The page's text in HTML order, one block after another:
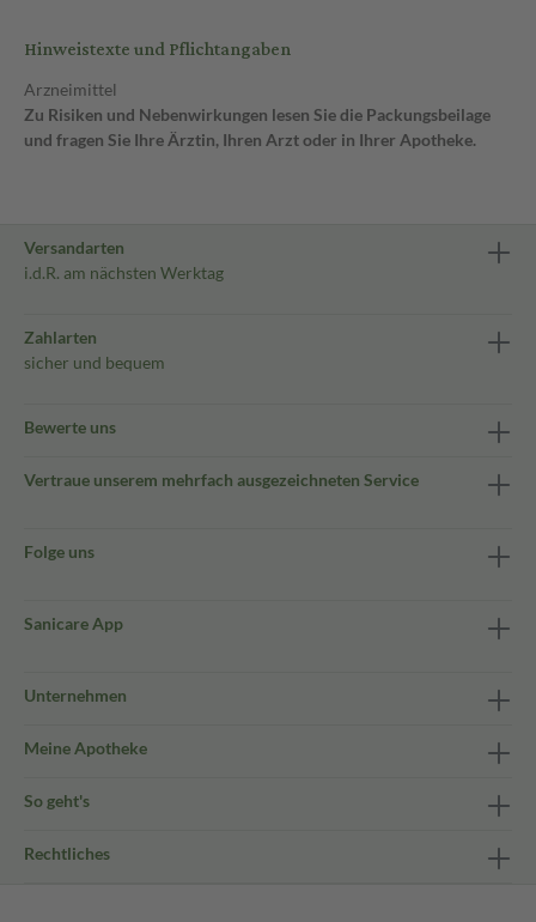
Hinweistexte und Pflichtangaben
Arzneimittel
Zu Risiken und Nebenwirkungen lesen Sie die Packungsbeilage
und fragen Sie Ihre Ärztin, Ihren Arzt oder in Ihrer Apotheke.
Versandarten
i.d.R. am nächsten Werktag
Zahlarten
sicher und bequem
Bewerte uns
Vertraue unserem mehrfach ausgezeichneten Service
Folge uns
Sanicare App
Unternehmen
Meine Apotheke
So geht's
Rechtliches